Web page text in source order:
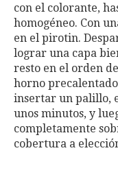
con el colorante,
homogéneo. Con
en el pirotin.
lograr una capa
resto en el orden
horno
insertar un palillo,
unos minutos, y
completamente
cobertura a